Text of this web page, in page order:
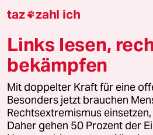
Downloads für Abonnierende
© 2026 taz Verlags und Vertriebs
Alle Rechte vorbehalten. Bei rechtlichen
wenden Sie sich bitte an
lizenzen@taz.de
Feedback Redaktionsstatut
taz zahl ich
Links lesen,
bekämpfen
Mit doppelter Kraft für eine
Besonders jetzt brauchen
Rechtsextremismus
Daher gehen 50 Prozent der